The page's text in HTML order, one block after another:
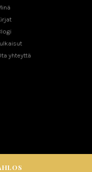
yhteyttä